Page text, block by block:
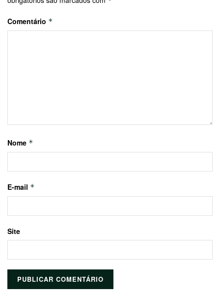
Comentário *
Nome *
E-mail *
Site